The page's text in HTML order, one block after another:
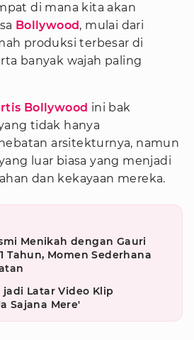
di mana kita akan
Bollywood, mulai dari
produksi terbesar di
banyak wajah paling
Bollywood ini bak
tidak hanya
arsitekturnya, namun
luar biasa yang menjadi
dan kekayaan mereka.
Menikah dengan Gauri
Tahun, Momen Sederhana
Latar Video Klip
Sajana Mere'